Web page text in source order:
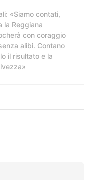
«Siamo contati,
la Reggiana
con coraggio
alibi. Contano
il risultato e la